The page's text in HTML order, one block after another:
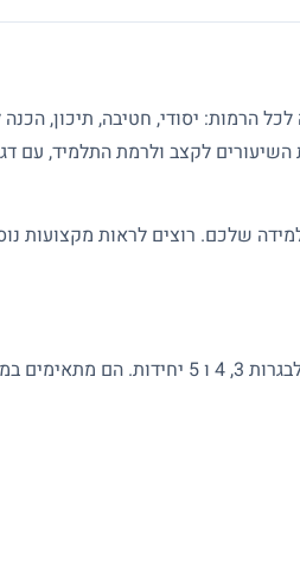
לקצב ולרמת התלמיד, עם
שלכם. רוצים לראות מקצועות
שיעורים פרטיים במתמטיקה מתאימים לתלמידי יסודי, חטיבה ותיכון, לסטודנטים